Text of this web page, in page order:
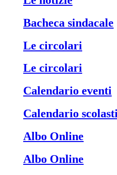
Bacheca sindacale
Le circolari
Le circolari
Calendario eventi
Calendario
Albo Online
Albo Online